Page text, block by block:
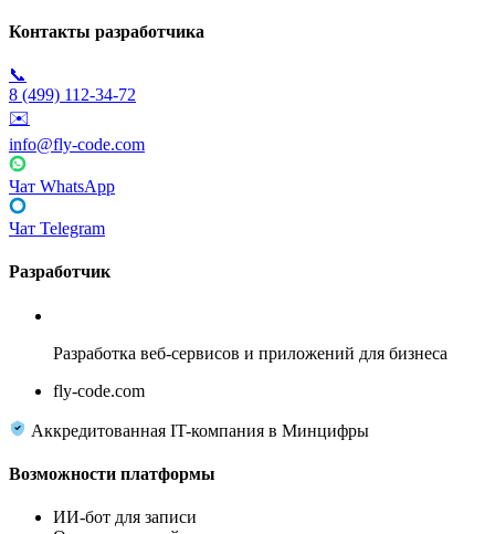
Контакты разработчика
📞
8 (499) 112-34-72
✉️
info@fly-code.com
Чат WhatsApp
Чат Telegram
Разработчик
Разработка веб-сервисов и приложений для бизнеса
fly-code.com
Аккредитованная IT-компания в Минцифры
Возможности платформы
ИИ-бот для записи